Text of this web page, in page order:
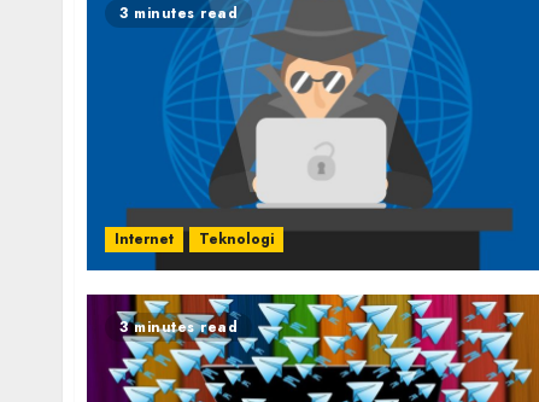
3 minutes read
Internet Teknologi
3 minutes read